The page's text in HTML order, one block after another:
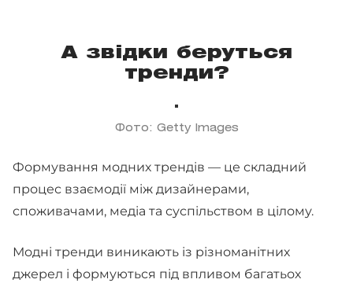
А звідки беруться
тренди?
Фото: Getty Images
Формування модних трендів — це складний
процес взаємодії між дизайнерами,
споживачами, медіа та суспільством в цілому.
Модні тренди виникають із різноманітних
джерел і формуються під впливом багатьох